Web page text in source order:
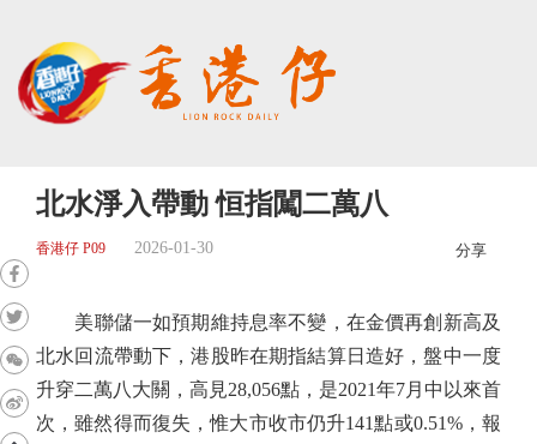
北水淨入帶動 恒指闖二萬八
香港仔 P09 2026-01-30 分享
美聯儲一如預期維持息率不變，在金價再創新高及
北水回流帶動下，港股昨在期指結算日造好，盤中一度
升穿二萬八大關，高見28,056點，是2021年7月中以來首
次，雖然得而復失，惟大市收市仍升141點或0.51%，報